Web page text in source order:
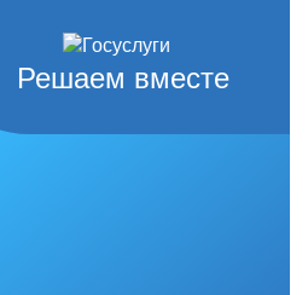
Решаем вместе